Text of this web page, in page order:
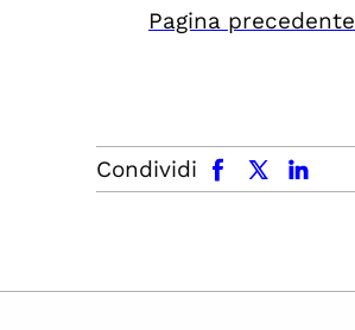
Pagina precedente
Condividi
facebook x.com linkedin